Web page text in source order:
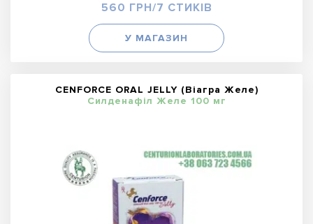
560 ГРН/7 СТИКІВ
У МАГАЗИН
CENFORCE ORAL JELLY (Віагра Желе)
Силденафіл Желе 100 мг